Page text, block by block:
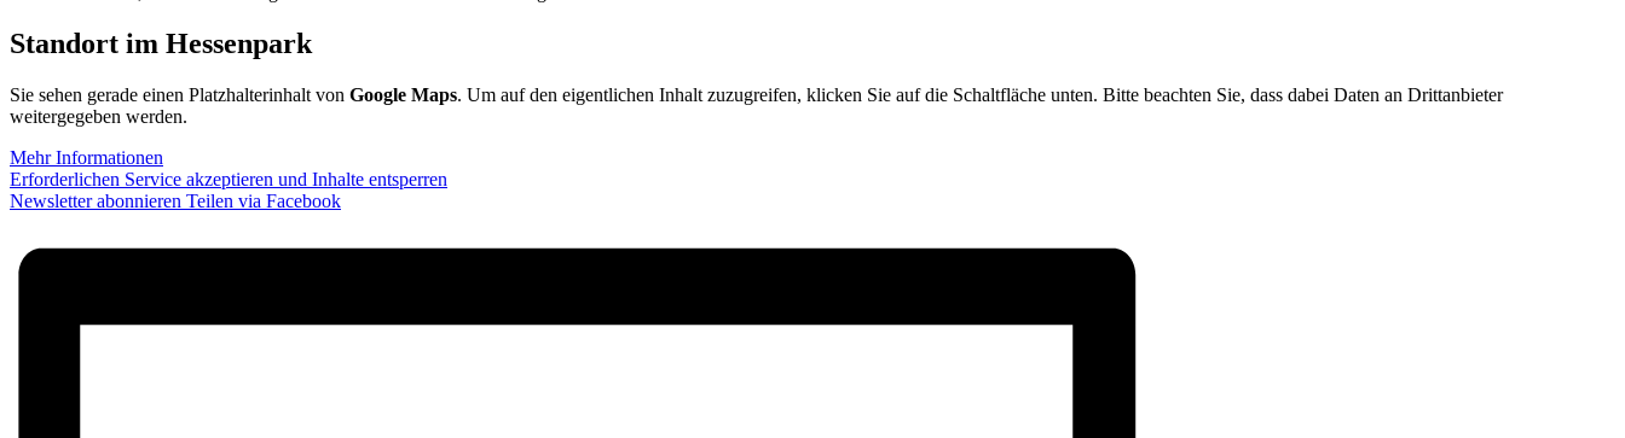
Standort im Hessenpark
Sie sehen gerade einen Platzhalterinhalt von Google Maps. Um auf den eigentlichen Inhalt zuzugreifen, klicken Sie auf die Schaltfläche unten. Bitte beachten Sie, dass dabei Daten an Drittanbieter
weitergegeben werden.
Mehr Informationen
Erforderlichen Service akzeptieren und Inhalte entsperren
Newsletter abonnieren Teilen via Facebook